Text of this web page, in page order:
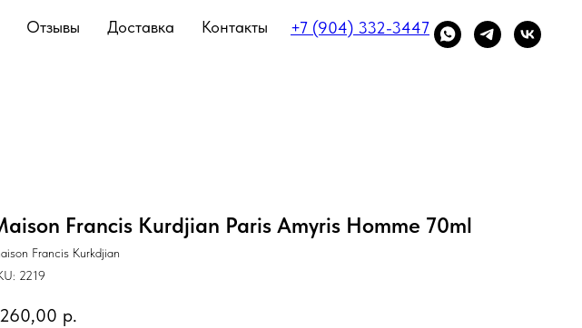
Отзывы Доставка Контакты +7 (904) 332-3447
Francis Kurdjian Paris Amyris Homme 70ml
Francis Kurkdjian
2219
р.